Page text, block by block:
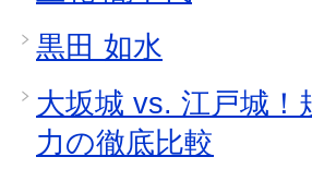
黒田 如水
大坂城 vs. 江戸城！
力の徹底比較